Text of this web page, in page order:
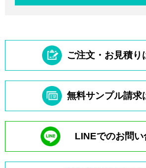
ご注文・お見積り
無料サンプル請求
LINEでのお問